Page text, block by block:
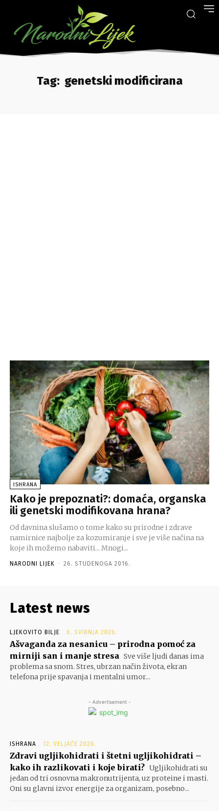
Tag: genetski modificirana
ISHRANA
Kako je prepoznati?: domaća, organska
ili genetski modifikovana hrana?
Od davnina slušamo o tome kako su prirodne i zdrave
namirnice najbolje za kozumiranje i sve je više načina na
koje ih možemo nabaviti... Mnogi...
NARODNI LIJEK - 26. STUDENOGA 2016.
Latest news
LJEKOVITO BILJE 6. SVIBNJA 2026.
Ašvaganda za nesanicu – prirodna pomoć za
mirniji san i manje stresa Sve više ljudi danas ima
problema sa snom. Stres, ubrzan način života, ekran
telefona prije spavanja i mentalni umor...
- Advertisement -
ISHRANA 12. VELJAČE 2026.
Zdravi ugljikohidrati i štetni ugljikohidrati –
kako ih razlikovati i koje birati? Ugljikohidrati su
jedan od tri osnovna makronutrijenta, uz proteine i masti.
Oni su glavni izvor energije za organizam, posebno...